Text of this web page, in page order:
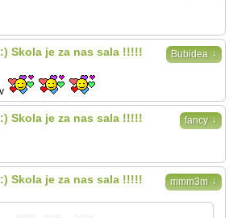
Bubidea ↓
Skola je za nas sala !!!!!
fancy ↓
Skola je za nas sala !!!!!
mmm3m ↓
Skola je za nas sala !!!!!